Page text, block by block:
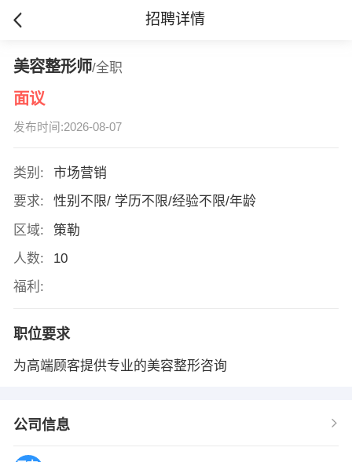
招聘详情
美容整形师/全职
面议
发布时间:2026-08-07
类别:
市场营销
要求:
性别不限/ 学历不限/经验不限/年龄
区域:
策勒
人数:
10
福利:
职位要求
为高端顾客提供专业的美容整形咨询
公司信息